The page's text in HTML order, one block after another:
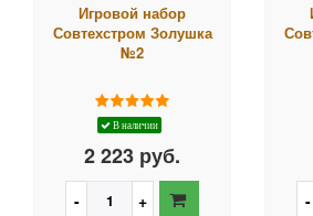
Игровой набор
Совтехстром Золушка
№2
В наличии
2 223 руб.